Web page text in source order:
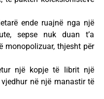
ende ruajnë nga një
sepse nuk duan t’a
monopolizuar, thjesht për
një kopje të librit një
në një manastir të